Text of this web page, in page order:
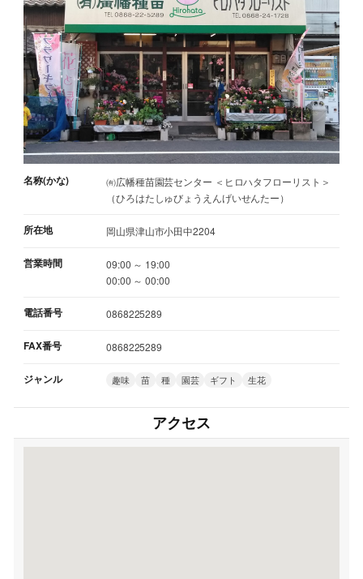
名称(かな)
㈲広幡種苗園芸センター ＜ヒロハタフローリスト＞
（ひろはたしゅびょうえんげいせんたー）
所在地 岡山県津山市小田中2204
営業時間
09:00 ～ 19:00
00:00 ～ 00:00
電話番号 0868225289
FAX番号 0868225289
ジャンル 趣味 苗 種 園芸 ギフト 生花
アクセス